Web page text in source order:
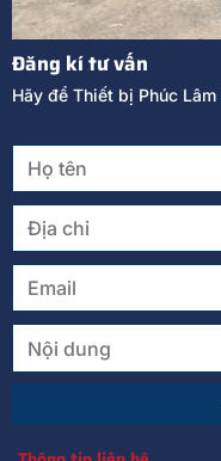
Đăng kí tư vấn
Hãy để Thiết bị Phúc